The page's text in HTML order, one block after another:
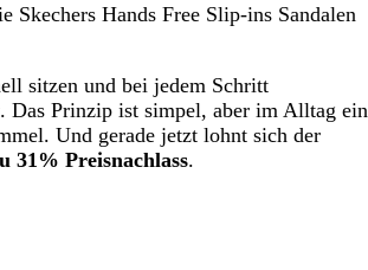
Hands Free Slip-ins Sandalen
sitzen und bei jedem Schritt
Das Prinzip ist simpel, aber im Alltag ein
Und gerade jetzt lohnt sich der
31% Preisnachlass.